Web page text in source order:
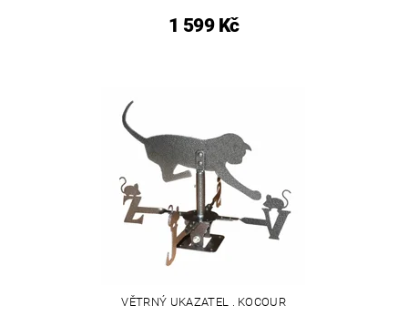
1 599 Kč
VĚTRNÝ UKAZATEL . KOCOUR